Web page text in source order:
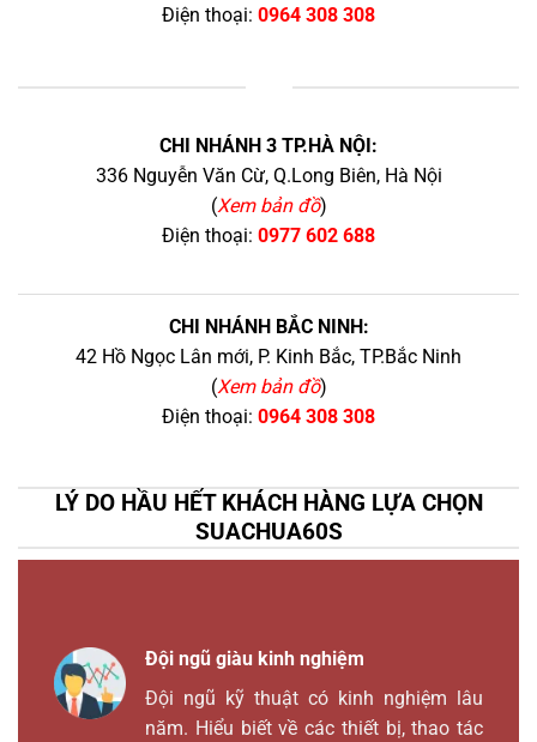
Điện thoại: 0964 308 308
CHI NHÁNH 3 TP.HÀ NỘI:
336 Nguyễn Văn Cừ, Q.Long Biên, Hà Nội
(Xem bản đồ)
Điện thoại: 0977 602 688
CHI NHÁNH BẮC NINH:
42 Hồ Ngọc Lân mới, P. Kinh Bắc, TP.Bắc Ninh
(Xem bản đồ)
Điện thoại: 0964 308 308
LÝ DO HẦU HẾT KHÁCH HÀNG LỰA CHỌN
SUACHUA60S
Đội ngũ giàu kinh nghiệm
Đội ngũ kỹ thuật có kinh nghiệm lâu
năm. Hiểu biết về các thiết bị, thao tác